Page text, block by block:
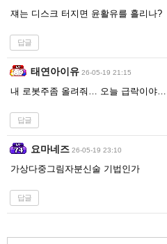
쟤는 디스크 터지면 윤활유를 흘리나?
답글
태연아이유 26-05-19 21:15
내 로봇주좀 올려줘… 오늘 급락이야…
답글
요마네즈 26-05-19 23:10
가상다중그림자분신술 기법인가
답글